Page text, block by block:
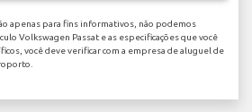
apenas para fins informativos, não podemos
Volkswagen Passat e as especificações que você
você deve verificar com a empresa de aluguel de